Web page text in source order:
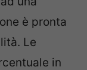
è pronta
Le
in